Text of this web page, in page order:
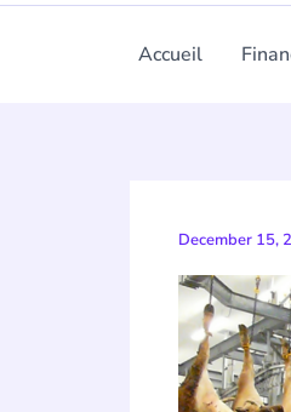
Accueil
December 15,